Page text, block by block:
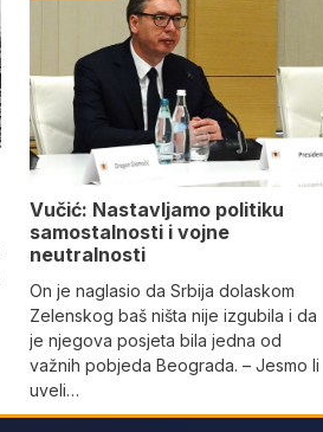
Vučić: Nastavljamo politiku
samostalnosti i vojne
neutralnosti
On je naglasio da Srbija dolaskom
Zelenskog baš ništa nije izgubila i da
je njegova posjeta bila jedna od
važnih pobjeda Beograda. – Jesmo li
uveli…